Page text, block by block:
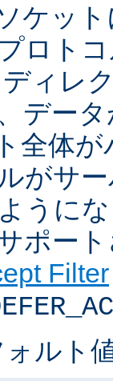
ケッ
ロト
ィレ
デー
全体
がサ
うに
ポー
Filter
ルト